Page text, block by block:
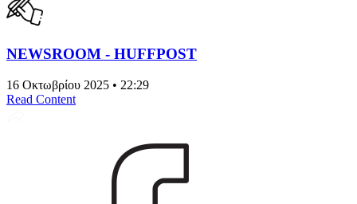
NEWSROOM - HUFFPOST
16 Οκτωβρίου 2025 • 22:29
Read Content